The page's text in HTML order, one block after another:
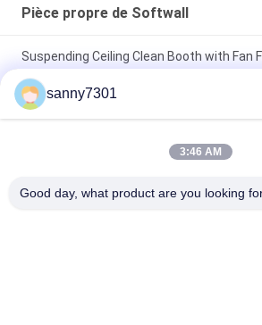
Pièce propre de Softwall
Suspending Ceiling Clean Booth with Fan
Static PVC Floor
5P Temperature And Humidify Control
Non-unidirectional Air Flow Design and
sanny7301
3:46 AM
Good day, what product are you looking